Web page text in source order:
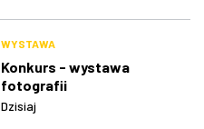
WYSTAWA
Konkurs - wystawa
fotografii
Dzisiaj